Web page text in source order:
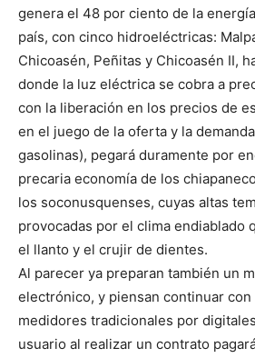
genera el 48 por ciento de la
país, con cinco hidroeléctricas:
Chicoasén, Peñitas y Chicoasén II,
donde la luz eléctrica se cobra a
con la liberación en los precios de
en el juego de la oferta y la
gasolinas), pegará duramente por
precaria economía de los
los soconusquenses, cuyas altas
provocadas por el clima endiablado
el llanto y el crujir de dientes.
Al parecer ya preparan también un
electrónico, y piensan continuar con
medidores tradicionales por
usuario al realizar un contrato